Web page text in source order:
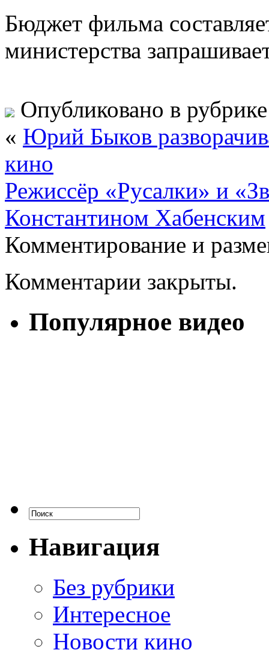
Бюджет фильма
министерства
Опубликовано в
« Юрий Быков
кино
Режиссёр «Русалки» и
Константином Хабенским
Комментирование и
Комментарии закрыты.
Популярное видео
Навигация
Без рубрики
Интересное
Новости кино